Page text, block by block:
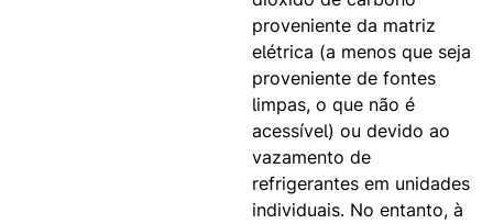
proveniente da matriz
elétrica (a menos que seja
proveniente de fontes
limpas, o que não é
acessível) ou devido ao
vazamento de
refrigerantes em unidades
individuais. No entanto, à